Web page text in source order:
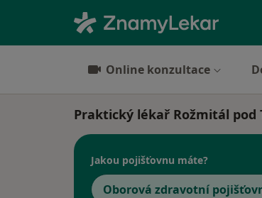
Online konzultace
Praktický lékař Rožmitál pod
Jakou pojišťovnu máte?
Oborová zdravotní